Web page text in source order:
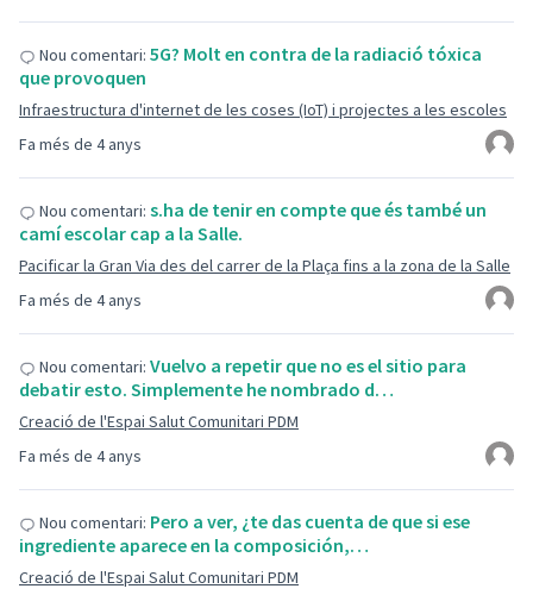
Fa més de 4 anys
Nou comentari: 5G? Molt en contra de la radiació tóxica
que provoquen
Infraestructura d'internet de les coses (IoT) i projectes a les escoles
Fa més de 4 anys
Nou comentari: s.ha de tenir en compte que és també un
camí escolar cap a la Salle.
Pacificar la Gran Via des del carrer de la Plaça fins a la zona de la Salle
Fa més de 4 anys
Nou comentari: Vuelvo a repetir que no es el sitio para
debatir esto. Simplemente he nombrado d…
Creació de l'Espai Salut Comunitari PDM
Nou comentari: Pero a ver, ¿te das cuenta de que si ese
ingrediente aparece en la composición,…
Creació de l'Espai Salut Comunitari PDM